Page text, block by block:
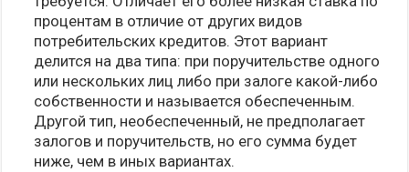
процентам в отличие от других видов
потребительских кредитов. Этот вариант
делится на два типа: при поручительстве одного
или нескольких лиц либо при залоге какой-либо
собственности и называется обеспеченным.
Другой тип, необеспеченный, не предполагает
залогов и поручительств, но его сумма будет
ниже, чем в иных вариантах.